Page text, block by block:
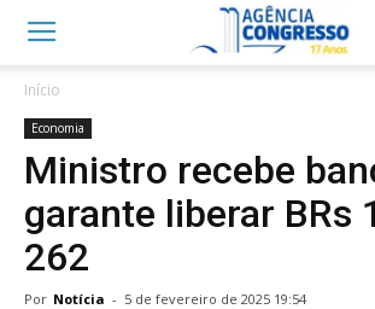
Início
Economia
Ministro recebe
garante liberar BRs
262
Por Notícia - 5 de fevereiro de 2025 19:54